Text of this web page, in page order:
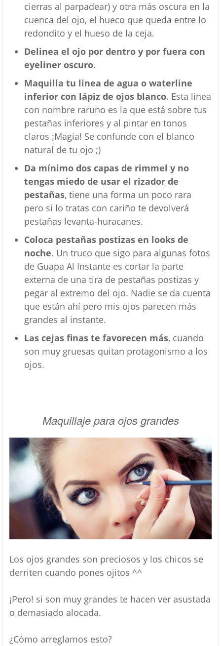
cierras al parpadear) y otra más oscura en la
cuenca del ojo, el hueco que queda entre lo
redondito y el hueso de la ceja.
Delinea el ojo por dentro y por fuera con
eyeliner oscuro.
Maquilla tu linea de agua o waterline
inferior con lápiz de ojos blanco. Esta linea
con nombre raruno es la que está sobre tus
pestañas inferiores y al pintar en tonos
claros ¡Magia! Se confunde con el blanco
natural de tu ojo ;)
Da mínimo dos capas de rimmel y no
tengas miedo de usar el rizador de
pestañas, tiene una forma un poco rara
pero si lo tratas con cariño te devolverá
pestañas levanta-huracanes.
Coloca pestañas postizas en looks de
noche. Un truco que sigo para algunas fotos
de Guapa Al Instante es cortar la parte
externa de una tira de pestañas postizas y
pegar al extremo del ojo. Nadie se da cuenta
que están ahí pero mis ojos parecen más
grandes al instante.
Las cejas finas te favorecen más, cuando
son muy gruesas quitan protagonismo a los
ojos.
Maquillaje para ojos grandes
Los ojos grandes son preciosos y los chicos se
derriten cuando pones ojitos ^^
¡Pero! si son muy grandes te hacen ver asustada
o demasiado alocada.
¿Cómo arreglamos esto?